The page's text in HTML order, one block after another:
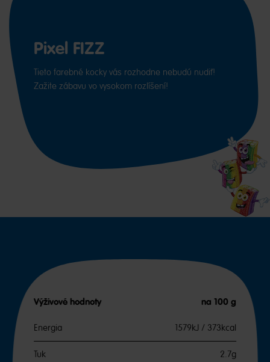
Pixel FIZZ
Tieto farebné kocky vás rozhodne nebudú nudiť!
Zažite zábavu vo vysokom rozlíšení!
Výživové hodnoty na 100 g
Energia 1579kJ / 373kcal
Tuk
2.7g